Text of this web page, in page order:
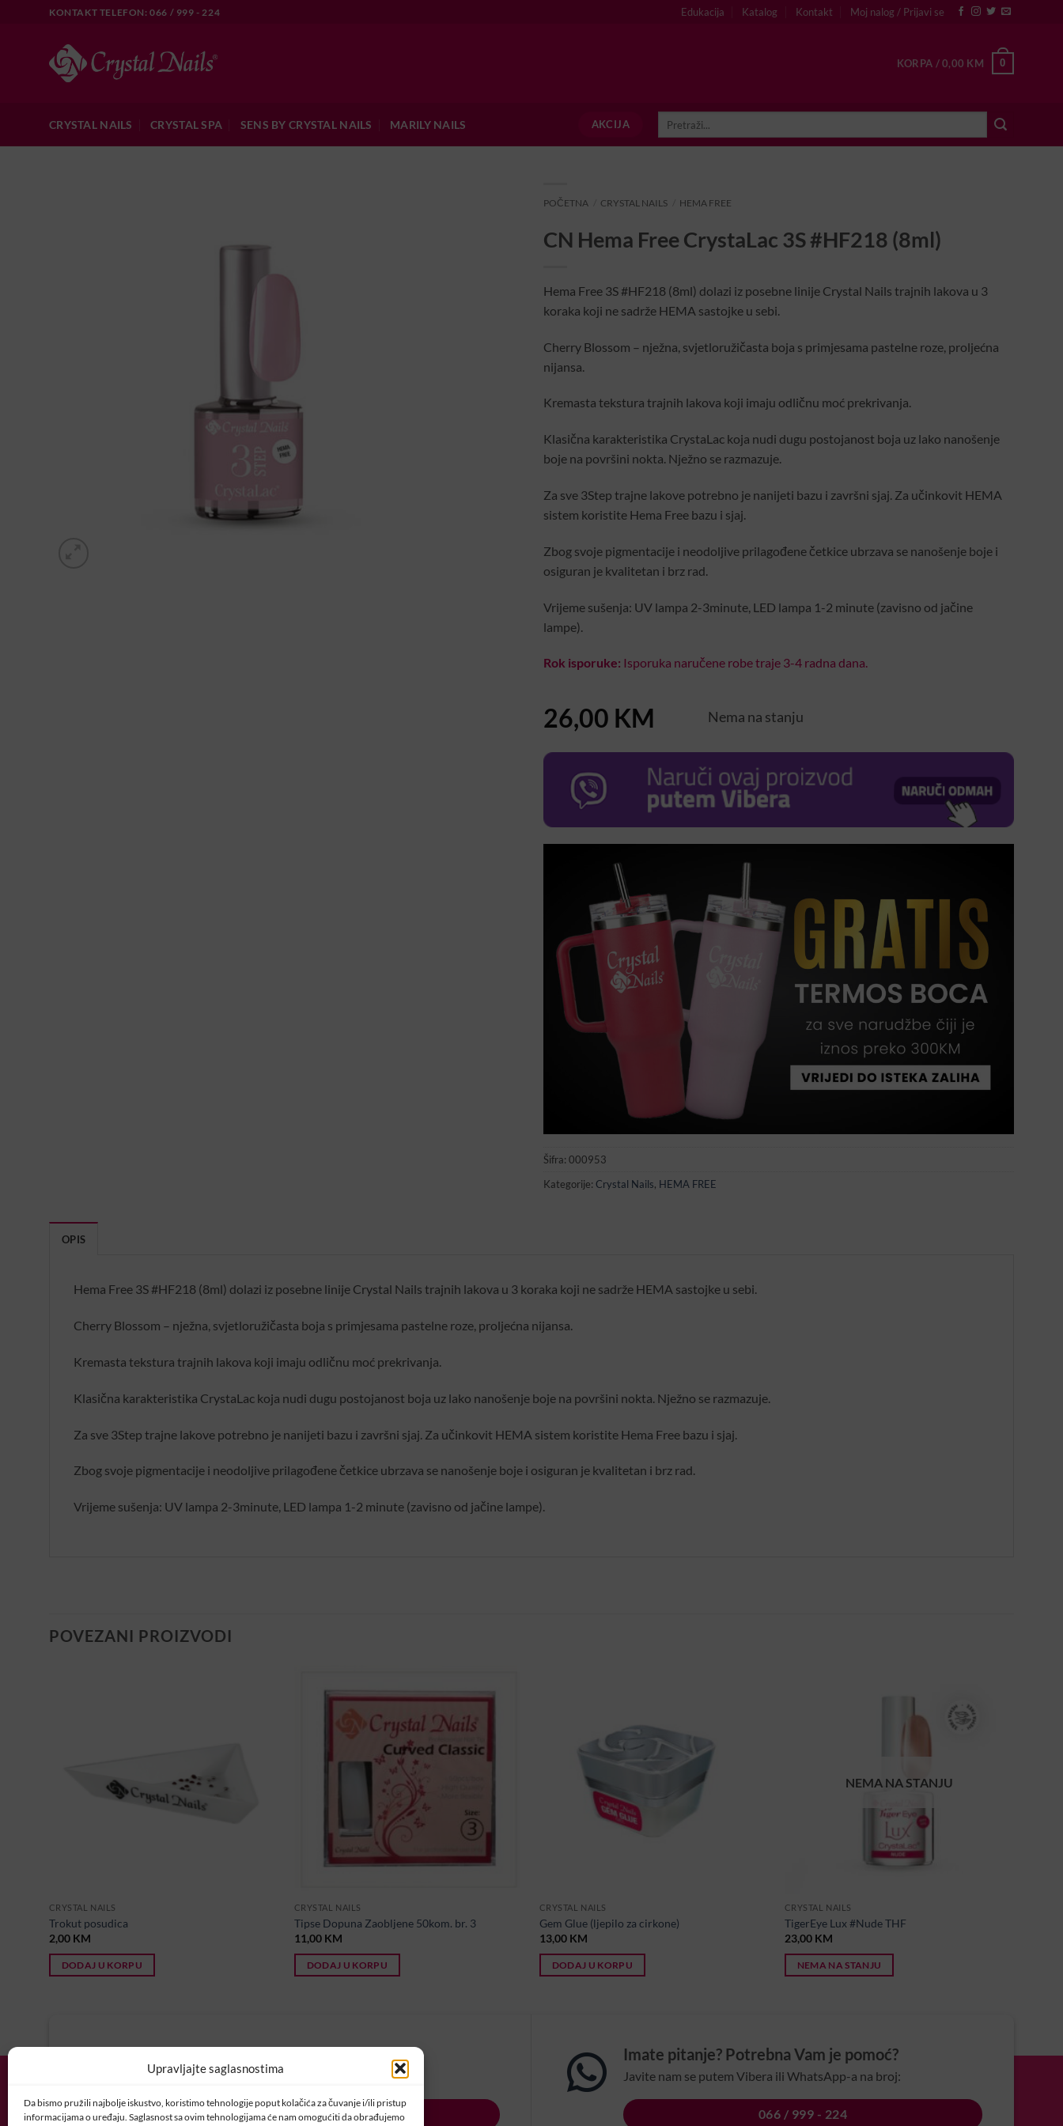
Upravljajte saglasnostima
Da bismo pružili najbolje iskustvo, koristimo tehnologije poput kolačića za čuvanje i/ili pristup
informacijama o uređaju. Saglasnost sa ovim tehnologijama će nam omogućiti da obrađujemo
KONTAKT TELEFON: 066 / 999 - 224 Edukacija Katalog Kontakt Moj nalog / Prijavi se
KORPA /0,00 KM 0
CRYSTAL NAILS CRYSTAL SPA SENS BY CRYSTAL NAILS MARILY NAILS AKCIJA
POČETNA CRYSTAL NAILS HEMA FREE
CN Hema Free CrystaLac 3S #HF218 (8ml)
Hema Free 3S #HF218 (8ml) dolazi iz posebne linije Crystal Nails trajnih lakova u 3
koraka koji ne sadrže HEMA sastojke u sebi.
Cherry Blossom – nježna, svjetloružičasta boja s primjesama pastelne roze, proljećna
nijansa.
Kremasta tekstura trajnih lakova koji imaju odličnu moć prekrivanja.
Klasična karakteristika CrystaLac koja nudi dugu postojanost boja uz lako nanošenje
boje na površini nokta. Nježno se razmazuje.
Za sve 3Step trajne lakove potrebno je nanijeti bazu i završni sjaj. Za učinkovit HEMA
sistem koristite Hema Free bazu i sjaj.
Zbog svoje pigmentacije i neodoljive prilagođene četkice ubrzava se nanošenje boje i
osiguran je kvalitetan i brz rad.
Vrijeme sušenja: UV lampa 2-3minute, LED lampa 1-2 minute (zavisno od jačine
lampe).
Rok isporuke: Isporuka naručene robe traje 3-4 radna dana.
26,00 KM Nema na stanju
Šifra: 000953
Kategorije: Crystal Nails, HEMA FREE
OPIS
Hema Free 3S #HF218 (8ml) dolazi iz posebne linije Crystal Nails trajnih lakova u 3 koraka koji ne sadrže HEMA sastojke u sebi.
Cherry Blossom – nježna, svjetloružičasta boja s primjesama pastelne roze, proljećna nijansa.
Kremasta tekstura trajnih lakova koji imaju odličnu moć prekrivanja.
Klasična karakteristika CrystaLac koja nudi dugu postojanost boja uz lako nanošenje boje na površini nokta. Nježno se razmazuje.
Za sve 3Step trajne lakove potrebno je nanijeti bazu i završni sjaj. Za učinkovit HEMA sistem koristite Hema Free bazu i sjaj.
Zbog svoje pigmentacije i neodoljive prilagođene četkice ubrzava se nanošenje boje i osiguran je kvalitetan i brz rad.
Vrijeme sušenja: UV lampa 2-3minute, LED lampa 1-2 minute (zavisno od jačine lampe).
POVEZANI PROIZVODI
CRYSTAL NAILS
Trokut posudica
2,00 KM
DODAJ U KORPU
CRYSTAL NAILS
Tipse Dopuna Zaobljene 50kom. br. 3
11,00 KM
DODAJ U KORPU
CRYSTAL NAILS
Gem Glue (ljepilo za cirkone)
13,00 KM
DODAJ U KORPU
NEMA NA STANJU
CRYSTAL NAILS
TigerEye Lux #Nude THF
23,00 KM
NEMA NA STANJU
Vaš CV i motivaciono pismo šaljite nam na email:
POSAO@CRYSTALNAILSBIH.COM
Imate pitanje? Potrebna Vam je pomoć?
Javite nam se putem Vibera ili WhatsApp-a na broj:
066 / 999 - 224